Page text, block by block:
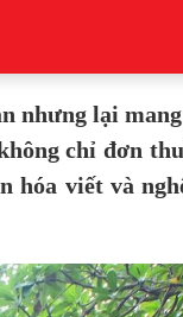
nhưng lại
chỉ đơn
viết và